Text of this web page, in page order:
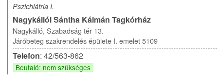
Pszichiátria I.
Nagykállói Sántha Kálmán Tagkórház
Nagykálló, Szabadság tér 13.
Járóbeteg szakrendelés épülete I. emelet 5109
Telefon: 42/563-862
Beutaló: nem szükséges